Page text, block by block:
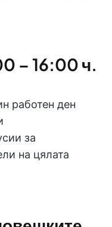
– 16:00 ч.
работен ден
за
на цялата